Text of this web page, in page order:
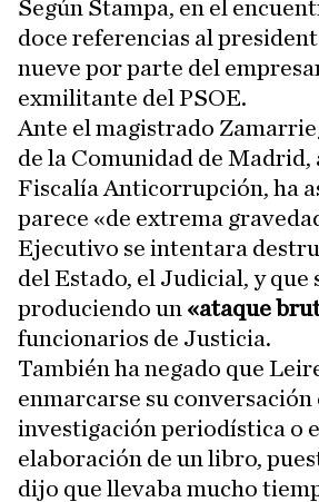
Según Stampa, en el
doce referencias al
nueve por parte del
exmilitante del PSOE.
Ante el magistrado
de la Comunidad de Madrid,
Fiscalía Anticorrupción, ha
parece «de extrema
Ejecutivo se intentara
del Estado, el Judicial, y que
produciendo un «ataque
funcionarios de Justicia.
También ha negado que
enmarcarse su conversación
investigación periodística o
elaboración de un libro,
dijo que llevaba mucho